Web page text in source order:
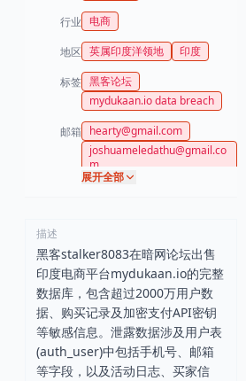
行业 电商
地区 英属印度洋领地 印度
标签 黑客论坛
mydukaan.io data breach
邮箱
hearty@gmail.com
joshuameledathu@gmail.co
m
sandeepgaur14598@gmail.
ail.com
fatimashahzad5720681@g
mail.com
aakashbhosale927@gmail.c
om
sameerkhan77265@gmail.c
om
展开全部
描述
黑客stalker8083在暗网论坛出售
印度电商平台mydukaan.io的完整
数据库，包含超过2000万用户数
据、购买记录及加密支付API密钥
等敏感信息。泄露数据涉及用户表
(auth_user)中包括手机号、邮箱
等字段，以及活动日志、买家信